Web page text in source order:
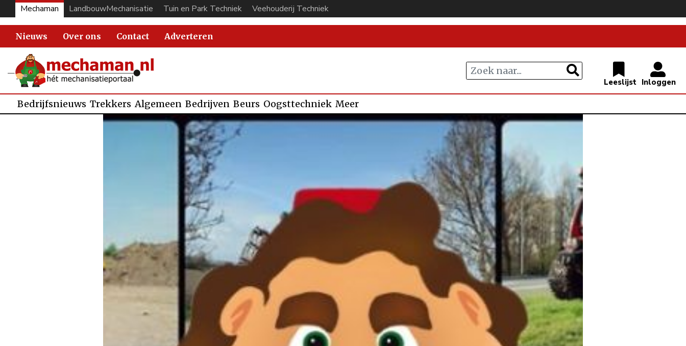
Mechaman LandbouwMechanisatie Tuin en Park Techniek Veehouderij Techniek
Nieuws Over ons Contact Adverteren
Bedrijfsnieuws Trekkers Algemeen Bedrijven Beurs Oogsttechniek Meer